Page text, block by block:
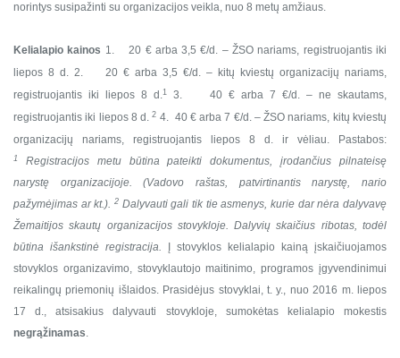
norintys susipažinti su organizacijos veikla, nuo 8 metų amžiaus.
Kelialapio kainos 1.
20 € arba 3,5 €/d. – ŽSO nariams, registruojantis iki
liepos 8 d. 2.
20 € arba 3,5 €/d. – kitų kviestų organizacijų nariams,
registruojantis iki liepos 8 d.1 3.
40 € arba 7 €/d. – ne skautams,
registruojantis iki liepos 8 d.2 4. 40 € arba 7 €/d. – ŽSO nariams, kitų kviestų
organizacijų nariams, registruojantis liepos 8 d. ir vėliau. Pastabos:
1 Registracijos metu būtina pateikti dokumentus, įrodančius pilnateisę
narystę organizacijoje. (Vadovo raštas, patvirtinantis narystę, nario
pažymėjimas ar kt.). 2 Dalyvauti gali tik tie asmenys, kurie dar nėra dalyvavę
Žemaitijos skautų organizacijos stovykloje. Dalyvių skaičius ribotas, todėl
būtina išankstinė registracija.
Į stovyklos kelialapio kainą įskaičiuojamos
stovyklos organizavimo, stovyklautojo maitinimo, programos įgyvendinimui
reikalingų priemonių išlaidos.Prasidėjus stovyklai, t. y., nuo 2016 m. liepos
17 d., atsisakius dalyvauti stovykloje, sumokėtas kelialapio mokestis
negrąžinamas.